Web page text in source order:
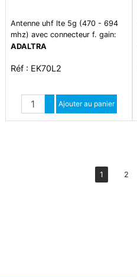
Antenne uhf lte 5g (470 - 694
mhz) avec connecteur f. gain:
13.5db
ADALTRA
Réf : EK70L2
Quantité
Augmenter quantité
Diminuer quantité
Ajouter au panier
1 2